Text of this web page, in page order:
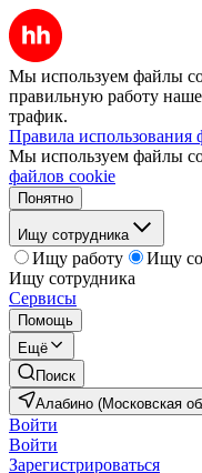
Мы используем файлы
правильную работу
трафик.
Правила использования
Мы используем файлы
файлов cookie
Понятно
Ищу сотрудника
Ищу работу
Ищу
Ищу сотрудника
Сервисы
Помощь
Ещё
Поиск
Алабино (Московская
Войти
Войти
Зарегистрироваться